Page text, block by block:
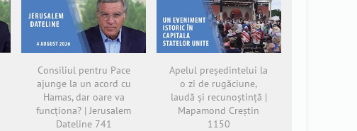
Consiliul pentru Pace
ajunge la un acord cu
Hamas, dar oare va
funcționa? | Jerusalem
Dateline 741
Apelul președintelui la
o zi de rugăciune,
laudă și recunoștință |
Mapamond Creștin
1150